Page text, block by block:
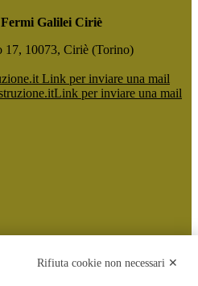
Galilei Ciriè
17, 10073, Ciriè (Torino)
Link per inviare una mail
Link per inviare una mail
Rifiuta cookie non necessari ✕